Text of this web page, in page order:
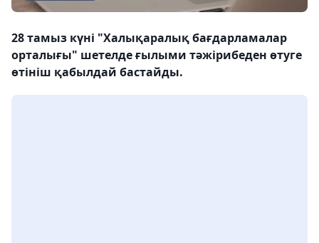
28 тамыз күні "Халықаралық бағдарламалар
орталығы" шетелде ғылыми тәжірибеден өтуге
өтініш қабылдай бастайды.